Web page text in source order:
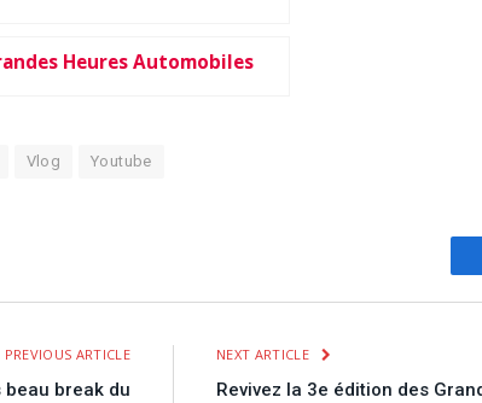
Heures Automobiles
Vlog Youtube
PREVIOUS ARTICLE
beau break du
NEXT ARTICLE
Revivez la 3e édition des